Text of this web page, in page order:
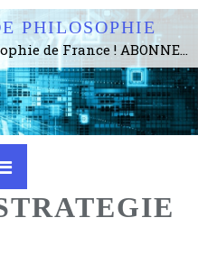
PHILOSOPHIE
Le plus gros site de philosophie de France ! ABONNEZ-VOUS ! 4115 Articles, 1634 abonné·e·s, depuis 2006 . . . . . . . . 2 852 214 pages vues jusqu'à présent. Prestance et être apte à un plus grand nombre de choses.